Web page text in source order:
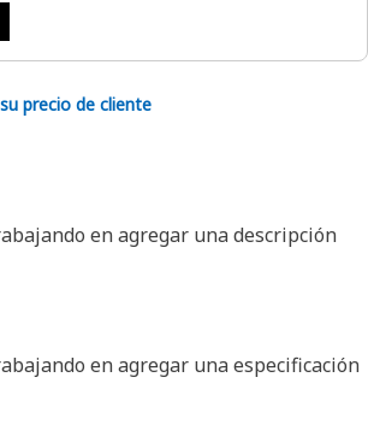
precio de cliente
en agregar una descripción
en agregar una especificación